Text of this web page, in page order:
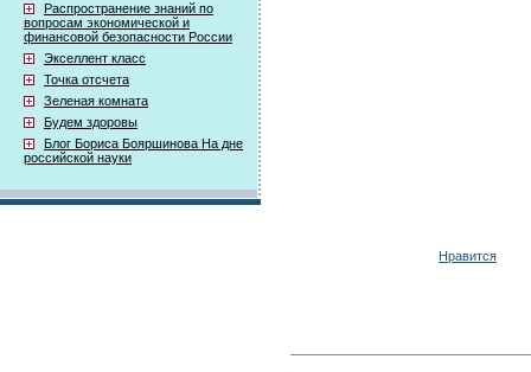
Распространение знаний по
вопросам экономической и
финансовой безопасности России
Экселлент класс
Точка отсчета
Зеленая комната
Будем здоровы
Блог Бориса Бояршинова На дне
российской науки
Нравится